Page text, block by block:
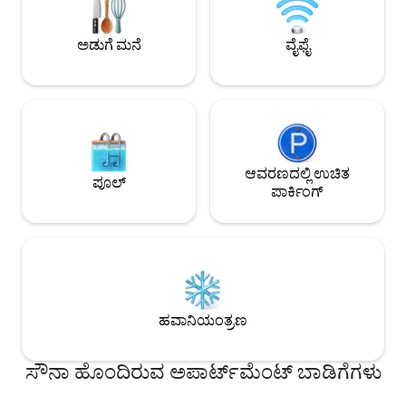
ಅಲಂಕರಿಸಲು ತರುತ್ತದೆ! ನಿಮಗಾಗಿ! ಫೈಬರ್ ವೈ-ಫೈ
ಮತ್ತು 1 ಪಾರ್ಕಿಂಗ್ ಅನ್ನು ಸೇರಿಸಲಾಗಿದೆ.
ಮನೆಯನ್ನಾಗಿ
ಅಡುಗೆ ಮನೆ ವೈಫೈ
ಪೂಲ್
ಆವರಣದಲ್ಲಿ ಉಚಿತ
ಪಾರ್ಕಿಂಗ್
ಹವಾನಿಯಂತ್ರಣ
ಸೌನಾ ಹೊಂದಿರುವ ಅಪಾರ್ಟ್‌ಮೆಂಟ್ ಬಾಡಿಗೆಗಳು